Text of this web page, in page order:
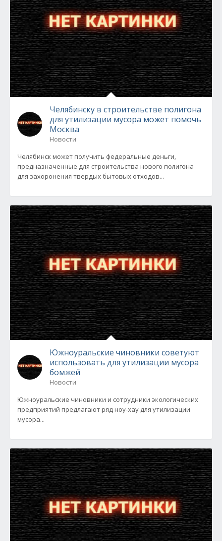
Челябинску в строительстве полигона
для утилизации мусора может помочь
Москва
Новости
Челябинск может получить федеральные деньги,
предназначенные для строительства нового полигона
для захоронения твердых бытовых отходов...
Южноуральские чиновники советуют
использовать для утилизации мусора
бомжей
Новости
Южноуральские чиновники и сотрудники экологических
предприятий предлагают ряд ноу-хау для утилизации
мусора...